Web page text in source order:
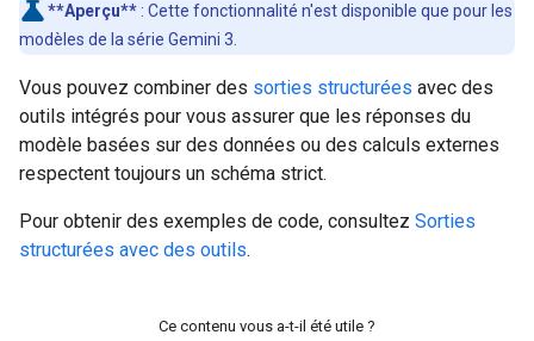
**Aperçu** : Cette fonctionnalité n'est disponible que pour les
modèles de la série Gemini 3.
Vous pouvez combiner des sorties structurées avec des
outils intégrés pour vous assurer que les réponses du
modèle basées sur des données ou des calculs externes
respectent toujours un schéma strict.
Pour obtenir des exemples de code, consultez Sorties
structurées avec des outils.
Ce contenu vous a-t-il été utile ?